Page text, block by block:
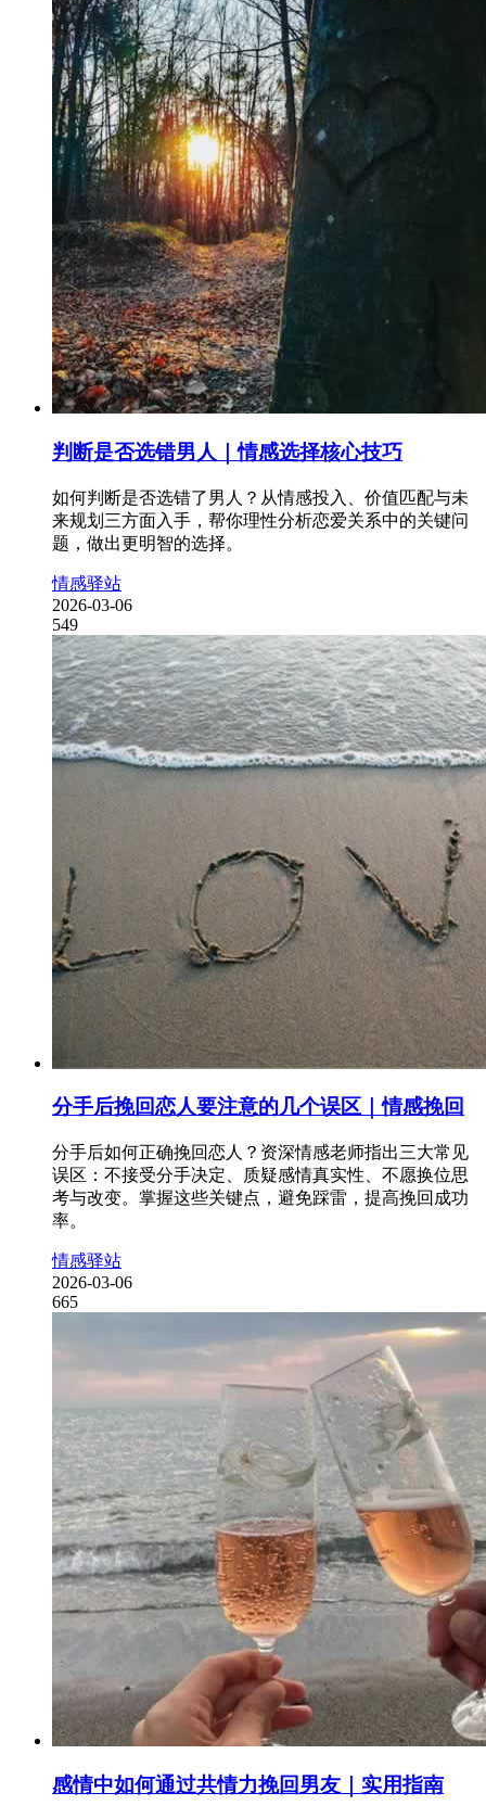
判断是否选错男人｜情感选择核心技巧
如何判断是否选错了男人？从情感投入、价值匹配与未
来规划三方面入手，帮你理性分析恋爱关系中的关键问
题，做出更明智的选择。
情感驿站
2026-03-06
549
分手后挽回恋人要注意的几个误区｜情感挽回
分手后如何正确挽回恋人？资深情感老师指出三大常见
误区：不接受分手决定、质疑感情真实性、不愿换位思
考与改变。掌握这些关键点，避免踩雷，提高挽回成功
率。
情感驿站
2026-03-06
665
感情中如何通过共情力挽回男友｜实用指南